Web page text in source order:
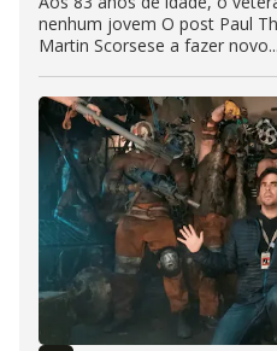
nenhum jovem O post Paul
Martin Scorsese a fazer novo...